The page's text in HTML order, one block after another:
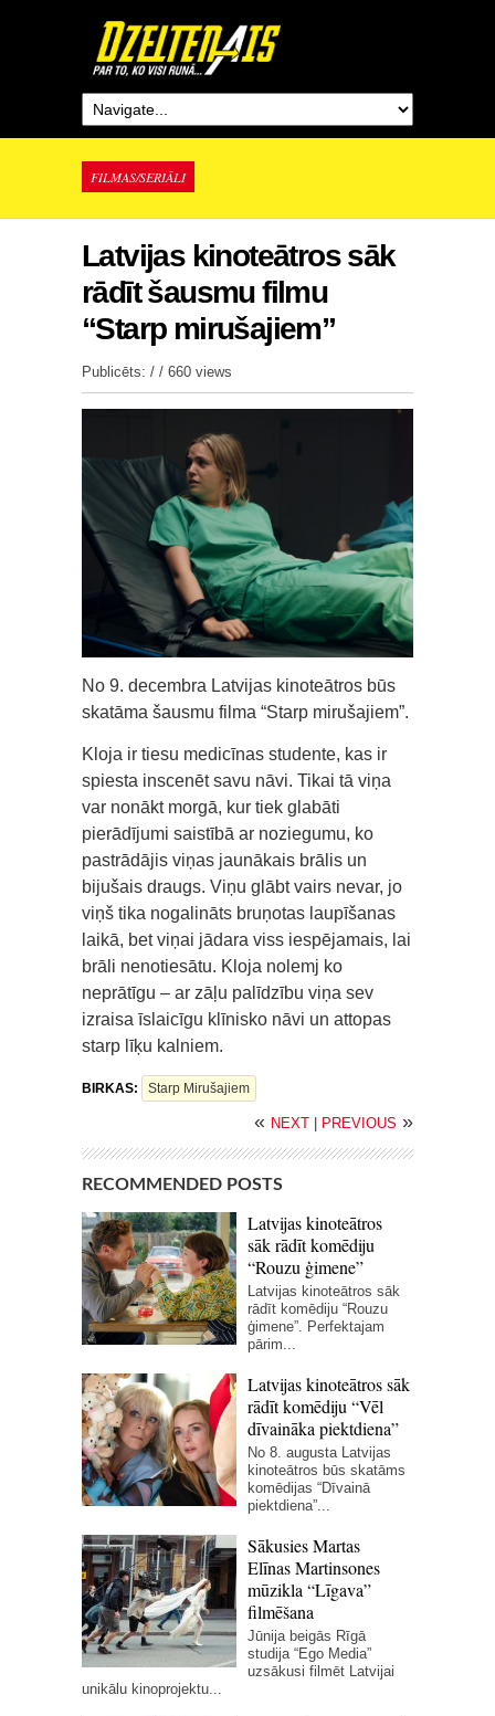
FILMAS/SERIĀLI
Latvijas kinoteātros sāk
rādīt šausmu filmu
“Starp mirušajiem”
Publicēts: / / 660 views
No 9. decembra Latvijas kinoteātros būs
skatāma šausmu filma “Starp mirušajiem”.
Kloja ir tiesu medicīnas studente, kas ir
spiesta inscenēt savu nāvi. Tikai tā viņa
var nonākt morgā, kur tiek glabāti
pierādījumi saistībā ar noziegumu, ko
pastrādājis viņas jaunākais brālis un
bijušais draugs. Viņu glābt vairs nevar, jo
viņš tika nogalināts bruņotas laupīšanas
laikā, bet viņai jādara viss iespējamais, lai
brāli nenotiesātu. Kloja nolemj ko
neprātīgu – ar zāļu palīdzību viņa sev
izraisa īslaicīgu klīnisko nāvi un attopas
starp līķu kalniem.
BIRKAS: Starp Mirušajiem
« NEXT PREVIOUS »
RECOMMENDED POSTS
Latvijas kinoteātros
sāk rādīt komēdiju
“Rouzu ģimene”
Latvijas kinoteātros sāk
rādīt komēdiju “Rouzu
ģimene”. Perfektajam
pārim...
Latvijas kinoteātros sāk
rādīt komēdiju “Vēl
dīvaināka piektdiena”
No 8. augusta Latvijas
kinoteātros būs skatāms
komēdijas “Dīvainā
piektdiena”...
Sākusies Martas
Elīnas Martinsones
mūzikla “Līgava”
filmēšana
Jūnija beigās Rīgā
studija “Ego Media”
uzsākusi filmēt Latvijai
unikālu kinoprojektu...